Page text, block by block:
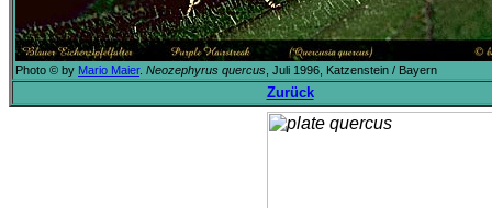
Photo © by Mario Maier. Neozephyrus quercus , Juli 1996, Katzenstein / Bayern
Zurück